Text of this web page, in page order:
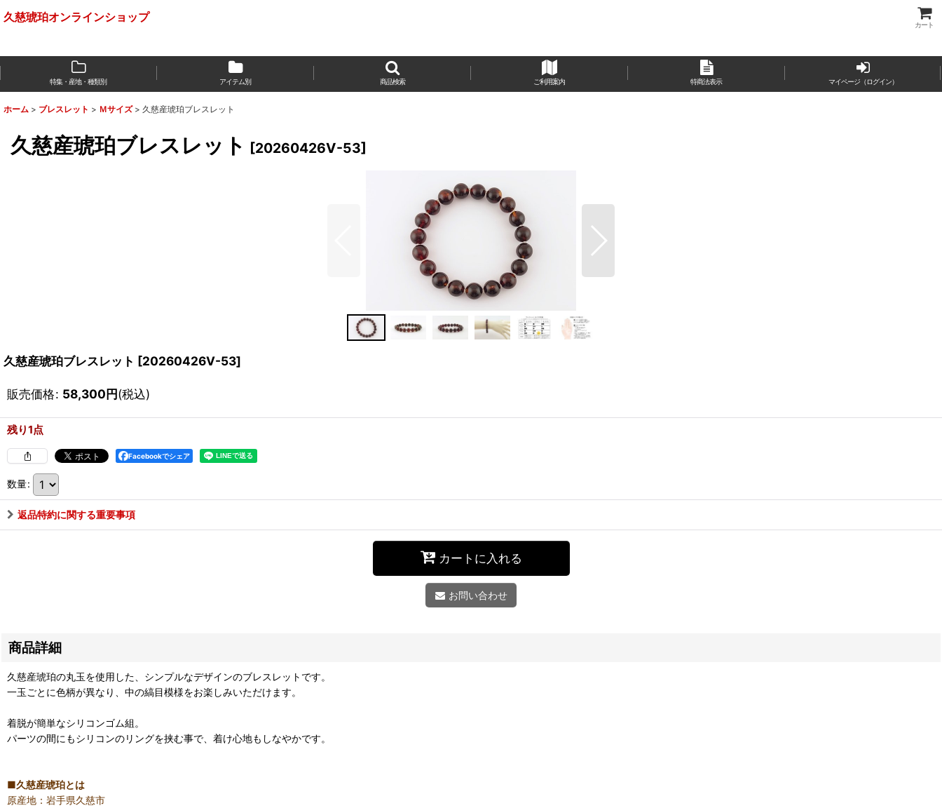
久慈琥珀オンラインショップ
カート
特集・産地・種類別 アイテム別 商品検索 ご利用案内 特商法表示 マイページ（ログイン）
ホーム > ブレスレット > Ｍサイズ > 久慈産琥珀ブレスレット
久慈産琥珀ブレスレット [20260426V-53]
久慈産琥珀ブレスレット [20260426V-53]
販売価格: 58,300円(税込)
残り1点
Facebookでシェア
数量:
返品特約に関する重要事項
カートに入れる
お問い合わせ
商品詳細
久慈産琥珀の丸玉を使用した、シンプルなデザインのブレスレットです。
一玉ごとに色柄が異なり、中の縞目模様をお楽しみいただけます。
着脱が簡単なシリコンゴム組。
パーツの間にもシリコンのリングを挟む事で、着け心地もしなやかです。
■久慈産琥珀とは
原産地：岩手県久慈市